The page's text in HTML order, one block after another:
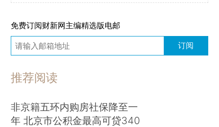
免费订阅财新网主编精选版电邮
订阅
推荐阅读
非京籍五环内购房社保降至一
年 北京市公积金最高可贷340